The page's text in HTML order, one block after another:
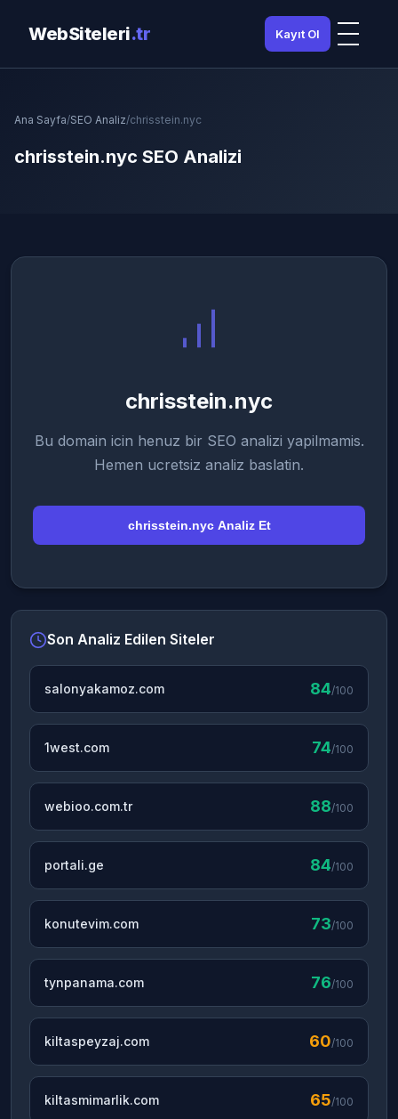
WebSiteleri.tr Kayıt Ol
Ana Sayfa/SEO Analiz/chrisstein.nyc
chrisstein.nyc SEO Analizi
chrisstein.nyc
Bu domain icin henuz bir SEO analizi yapilmamis.
Hemen ucretsiz analiz baslatin.
chrisstein.nyc Analiz Et
Son Analiz Edilen Siteler
salonyakamoz.com 84/100
1west.com 74/100
webioo.com.tr 88/100
portali.ge 84/100
konutevim.com 73/100
tynpanama.com 76/100
kiltaspeyzaj.com 60/100
kiltasmimarlik.com 65/100